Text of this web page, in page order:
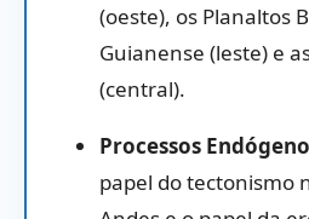
(oeste), os Planaltos
Guianense (leste) e
(central).
Processos
papel do tectonismo